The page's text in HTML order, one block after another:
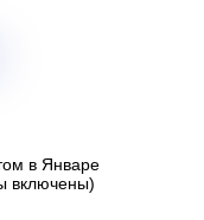
в Январе
включены)